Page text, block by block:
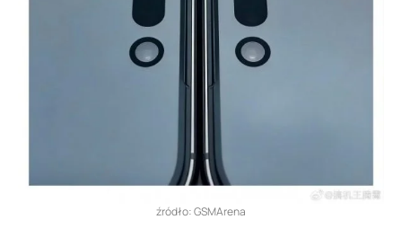
źródło: GSMArena